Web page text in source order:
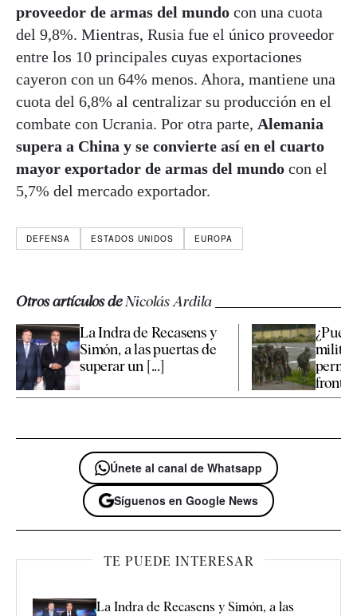
proveedor de armas del mundo con una cuota
del 9,8%. Mientras, Rusia fue el único proveedor
entre los 10 principales cuyas exportaciones
cayeron con un 64% menos. Ahora, mantiene una
cuota del 6,8% al centralizar su producción en el
combate con Ucrania. Por otra parte, Alemania
supera a China y se convierte así en el cuarto
mayor exportador de armas del mundo con el
5,7% del mercado exportador.
DEFENSA ESTADOS UNIDOS EUROPA
Otros artículos deNicolás Ardila
La Indra de Recasens y
Simón, a las puertas de
superar un [...]
Únete al canal de Whatsapp
Síguenos en Google News
TE PUEDE INTERESAR
La Indra de Recasens y Simón, a las